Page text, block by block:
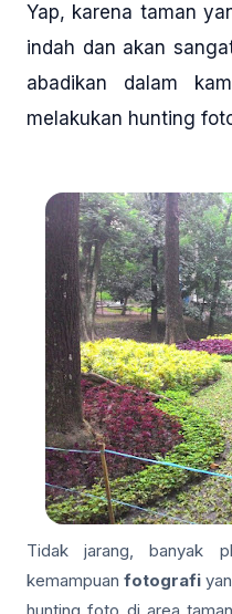
Yap, karena taman
indah dan akan
abadikan dalam
melakukan hunting
Tidak jarang, banyak
kemampuan fotografi